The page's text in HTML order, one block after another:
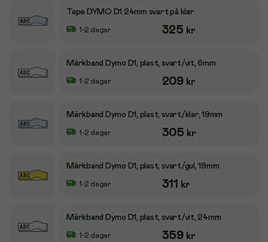
Tape DYMO D1 24mm svart på klar
1-2 dagar 325 kr
Märkband Dymo D1, plast, svart/vit, 6mm
1-2 dagar 209 kr
Märkband Dymo D1, plast, svart/klar, 19mm
1-2 dagar 305 kr
Märkband Dymo D1, plast, svart/gul, 19mm
1-2 dagar 311 kr
Märkband Dymo D1, plast, svart/vit, 24mm
1-2 dagar 359 kr